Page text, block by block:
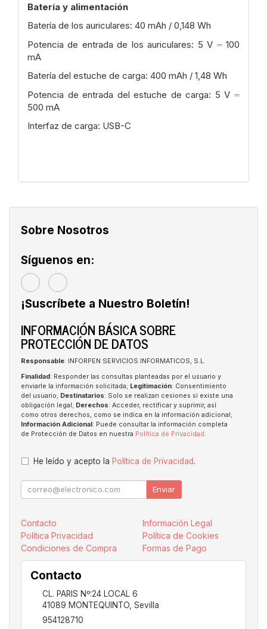
Batería y alimentación
Batería de los auriculares: 40 mAh / 0,148 Wh
Potencia de entrada de los auriculares: 5 V ⎓ 100
mA
Batería del estuche de carga: 400 mAh / 1,48 Wh
Potencia de entrada del estuche de carga: 5 V ⎓
500 mA
Interfaz de carga: USB-C
Sobre Nosotros
Síguenos en:
¡Suscríbete a Nuestro Boletín!
INFORMACIÓN BÁSICA SOBRE
PROTECCIÓN DE DATOS
Responsable: INFORPEN SERVICIOS INFORMATICOS, S.L.
Finalidad : Responder las consultas planteadas por el usuario y
enviarle la información solicitada; Legitimación: Consentimiento
del usuario; Destinatarios: Solo se realizan cesiones si existe una
obligación legal; Derechos: Acceder, rectificar y suprimir, así
como otros derechos, como se indica en la información adicional;
Información Adicional : Puede consultar la información completa
de Protección de Datos en nuestra Política de Privacidad .
He leído y acepto la Política de Privacidad.
Enviar
Contacto
Información Legal
Política Privacidad
Política de Cookies
Condiciones de Compra
Formas de Pago
Contacto
CL. PARIS Nº:24 LOCAL 6
41089 MONTEQUINTO Sevilla
954128710